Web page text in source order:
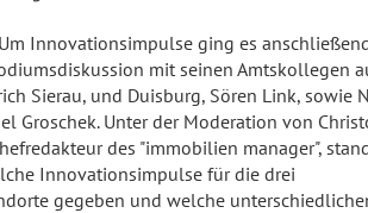
Innovationsimpulse ging es
mit seinen Amtskollegen
Sierau, und Duisburg, Sören Link, sowie
Groschek. Unter der Moderation von
des "immobilien manager",
Innovationsimpulse für die drei
gegeben und welche